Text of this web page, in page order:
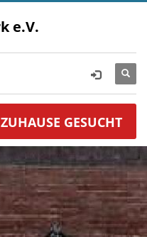
ZUHAUSE GESUCHT